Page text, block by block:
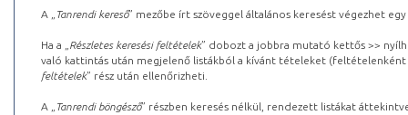
A „ Tanrendi kereső” mezőbe írt szöveggel általános keresést végezhet
Ha a „ Részletes keresési feltételek” dobozt a jobbra mutató kettős >>
való kattintás után megjelenő listákból a kívánt tételeket (feltételenként
feltételek” rész után ellenőrizheti.
A „ Tanrendi böngésző” részben keresés nélkül, rendezett listákat